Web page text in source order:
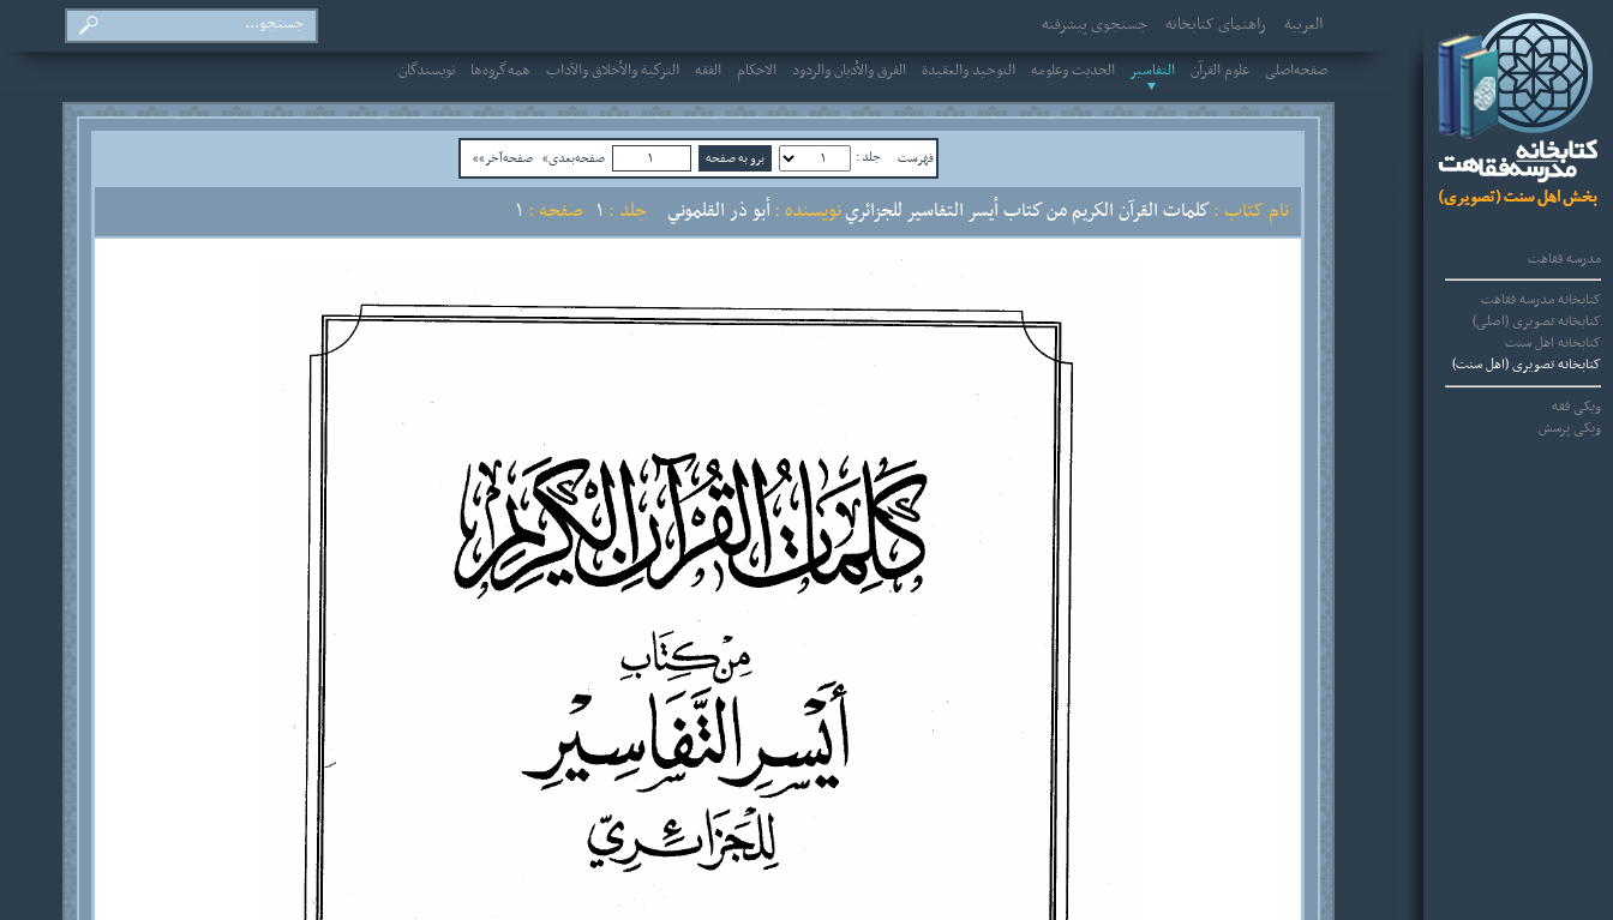
مدرسه فقاهت
کتابخانه مدرسه فقاهت
کتابخانه تصویری (اصلی)
کتابخانه اهل سنت
کتابخانه تصویری (اهل سنت)
ویکی فقه
ویکی پرسش
العربیة راهنمای کتابخانه
جستجوی پیشرفته
صفحه‌اصلی علوم القرآن التفاسير الحديث وعلومه التوحيد والعقيدة الفرق والأديان والردود الاحکام الفقه التزكية والأخلاق والآداب همه‌گروه‌ها نویسندگان
فهرست جلد : صفحه‌بعدی» صفحه‌آخر»»
نام کتاب :كلمات القرآن الكريم من كتاب أيسر التفاسير للجزائرينویسنده :أبو ذر القلموني جلد : صفحه :